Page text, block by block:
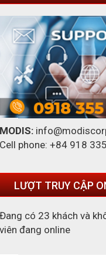
MODIS:
Cell phone: +84 918
LƯỢT TRUY CẬP
Đang có 23 khách và
viên đang online